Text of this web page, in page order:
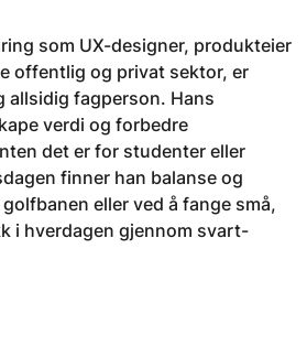
som UX-designer, produkteier
offentlig og privat sektor, er
allsidig fagperson. Hans
verdi og forbedre
det er for studenter eller
finner han balanse og
eller ved å fange små,
i hverdagen gjennom svart-